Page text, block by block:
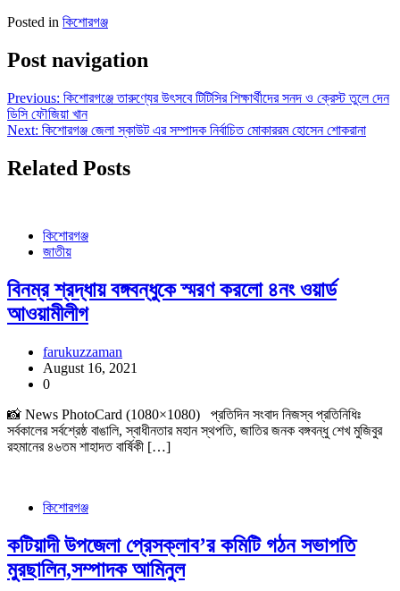
Posted in কিশোরগঞ্জ
Post navigation
Previous: কিশোরগঞ্জে তারুণ্যের উৎসবে টিটিসির শিক্ষার্থীদের সনদ ও ক্রেস্ট তুলে দেন
ডিসি ফৌজিয়া খান
Next: কিশোরগঞ্জ জেলা স্কাউট এর সম্পাদক নির্বাচিত মোকাররম হোসেন শোকরানা
Related Posts
কিশোরগঞ্জ
জাতীয়
বিনম্র শ্রদ্ধায় বঙ্গবন্ধুকে স্মরণ করলো ৪নং ওয়ার্ড
আওয়ামীলীগ
farukuzzaman
August 16, 2021
0
📸 News PhotoCard (1080×1080) প্রতিদিন সংবাদ নিজস্ব প্রতিনিধিঃ
সর্বকালের সর্বশ্রেষ্ঠ বাঙালি, স্বাধীনতার মহান স্থপতি, জাতির জনক বঙ্গবন্ধু শেখ মুজিবুর
রহমানের ৪৬তম শাহাদত বার্ষিকী […]
কিশোরগঞ্জ
কটিয়াদী উপজেলা প্রেসক্লাব’র কমিটি গঠন সভাপতি
মুরছালিন,সম্পাদক আমিনুল